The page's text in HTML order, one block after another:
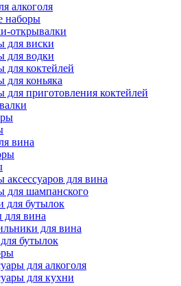
алкоголя
наборы
открывалки
для виски
для водки
для коктейлей
для коньяка
для приготовления коктейлей
вина
аксессуаров для вина
для шампанского
для бутылок
для вина
для вина
бутылок
для алкоголя
для кухни